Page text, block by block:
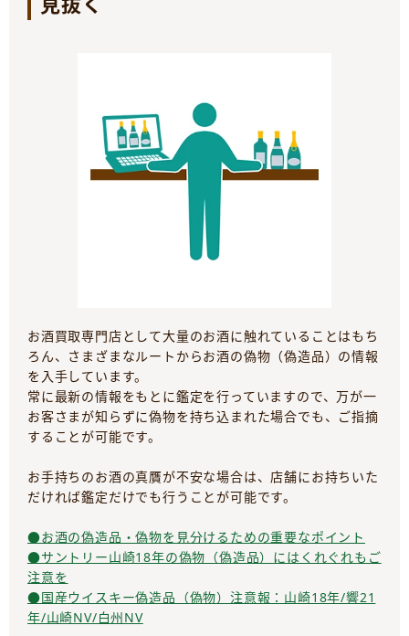
お酒買取専門店として大量のお酒に触れていることはもち
ろん、さまざまなルートからお酒の偽物（偽造品）の情報
を入手しています。
常に最新の情報をもとに鑑定を行っていますので、万が一
お客さまが知らずに偽物を持ち込まれた場合でも、ご指摘
することが可能です。
お手持ちのお酒の真贋が不安な場合は、店舗にお持ちいた
だければ鑑定だけでも行うことが可能です。
●お酒の偽造品・偽物を見分けるための重要なポイント
●サントリー山崎18年の偽物（偽造品）にはくれぐれもご
注意を
●国産ウイスキー偽造品（偽物）注意報：山崎18年/響21
年/山崎NV/白州NV